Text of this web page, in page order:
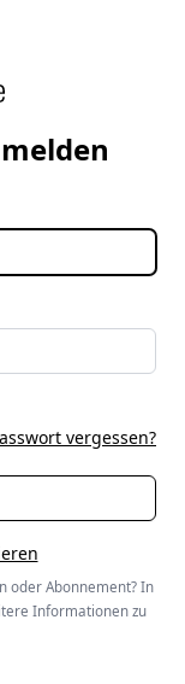
vergessen?
oder Abonnement? In
Informationen zu